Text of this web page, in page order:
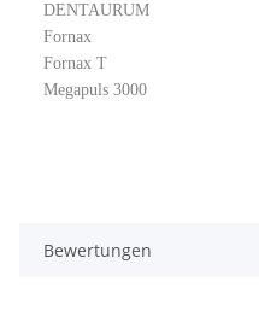
DENTAURUM
Fornax
Fornax T
Megapuls 3000
Bewertungen